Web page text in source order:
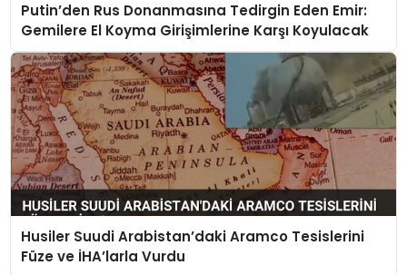
Putin’den Rus Donanmasına Tedirgin Eden Emir:
Gemilere El Koyma Girişimlerine Karşı Koyulacak
Husiler Suudi Arabistan’daki Aramco Tesislerini
Füze ve İHA’larla Vurdu